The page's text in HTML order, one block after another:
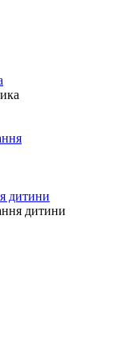
дитини
дитини